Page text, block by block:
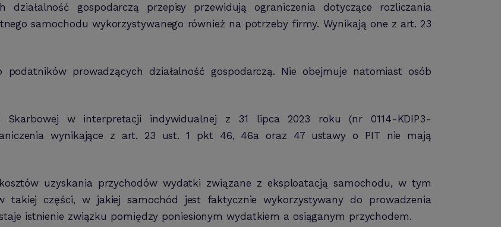
działalność gospodarczą przepisy przewidują ograniczenia dotyczące rozliczania
samochodu wykorzystywanego również na potrzeby firmy. Wynikają one z art. 23
prowadzących działalność gospodarczą. Nie obejmuje natomiast osób
Skarbowej w interpretacji indywidualnej z 31 lipca 2023 roku (nr 0114-KDIP3-
wynikające z art. 23 ust. 1 pkt 46, 46a oraz 47 ustawy o PIT nie mają
uzyskania przychodów wydatki związane z eksploatacją samochodu, w tym
takiej części, w jakiej samochód jest faktycznie wykorzystywany do prowadzenia
istnienie związku pomiędzy poniesionym wydatkiem a osiąganym przychodem.